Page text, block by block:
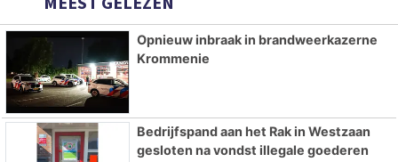
Opnieuw inbraak in brandweerkazerne
Krommenie
Bedrijfspand aan het Rak in Westzaan
gesloten na vondst illegale goederen